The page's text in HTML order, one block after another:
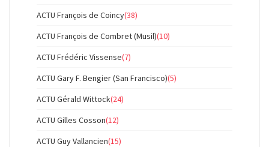
ACTU François de Coincy(38)
ACTU François de Combret (Musil)(10)
ACTU Frédéric Vissense(7)
ACTU Gary F. Bengier (San Francisco)(5)
ACTU Gérald Wittock(24)
ACTU Gilles Cosson(12)
ACTU Guy Vallancien(15)